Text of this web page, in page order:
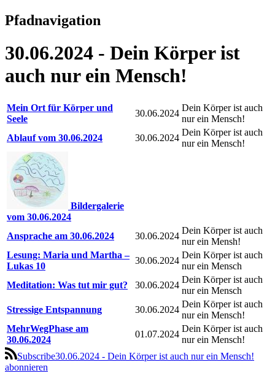
Pfadnavigation
30.06.2024 - Dein Körper ist
auch nur ein Mensch!
Mein Ort für Körper und
Seele
30.06.2024
Dein Körper ist auch
nur ein Mensch!
Ablauf vom 30.06.2024
30.06.2024
Dein Körper ist auch
nur ein Mensch!
Bildergalerie
vom 30.06.2024
Ansprache am 30.06.2024
30.06.2024
Dein Körper ist auch
nur ein Mensh!
Lesung: Maria und Martha –
Lukas 10
30.06.2024
Dein Körper ist auch
nur ein Mensch
Meditation: Was tut mir gut?
30.06.2024
Dein Körper ist auch
nur ein Mensch
Stressige Entspannung
30.06.2024
Dein Körper ist auch
nur ein Mensch!
MehrWegPhase am
30.06.2024
01.07.2024
Dein Körper ist auch
nur ein Mensch!
Subscribe30.06.2024 - Dein Körper ist auch nur ein Mensch!
abonnieren